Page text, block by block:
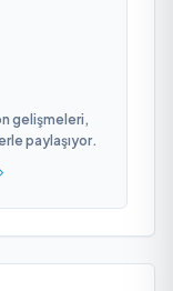
gelişmeleri,
paylaşıyor.